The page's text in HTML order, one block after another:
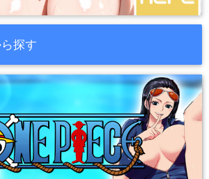
探す